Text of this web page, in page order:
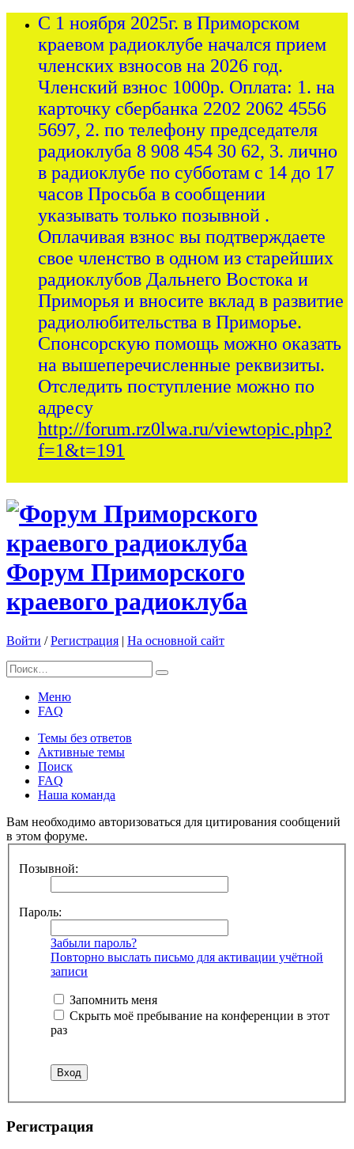
С 1 ноября 2025г. в Приморском
краевом радиоклубе начался прием
членских взносов на 2026 год.
Членский взнос 1000р. Оплата: 1. на
карточку сбербанка 2202 2062 4556
5697, 2. по телефону председателя
радиоклуба 8 908 454 30 62, 3. лично
в радиоклубе по субботам с 14 до 17
часов Просьба в сообщении
указывать только позывной .
Оплачивая взнос вы подтверждаете
свое членство в одном из старейших
радиоклубов Дальнего Востока и
Приморья и вносите вклад в развитие
радиолюбительства в Приморье.
Спонсорскую помощь можно оказать
на вышеперечисленные реквизиты.
Отследить поступление можно по
адресу
http://forum.rz0lwa.ru/viewtopic.php?
f=1&t=191
Форум Приморского
краевого радиоклуба
Войти /Регистрация | На основной сайт
Меню
FAQ
Темы без ответов
Активные темы
Поиск
FAQ
Наша команда
Вам необходимо авторизоваться для цитирования сообщений
в этом форуме.
Позывной:
Пароль:
Забыли пароль?
Повторно выслать письмо для активации учётной
записи
Запомнить меня
Скрыть моё пребывание на конференции в этот
раз
Регистрация